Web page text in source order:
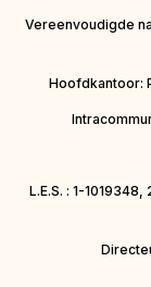
Vereenvoudigde
Hoofdkantoor:
L.E.S. : 1-